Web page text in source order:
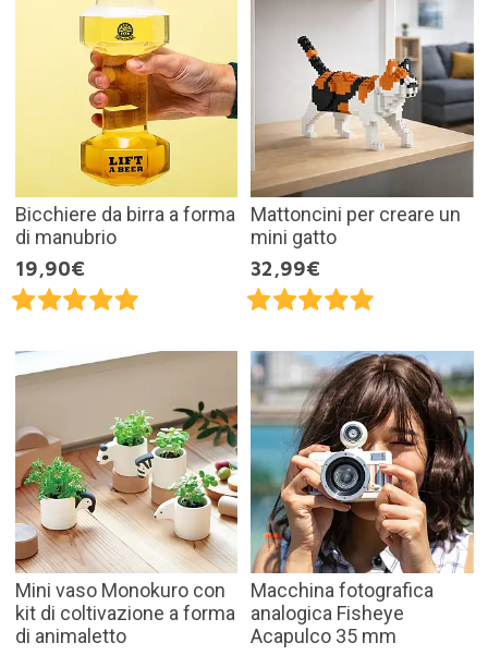
Bicchiere da birra a forma
di manubrio
19,90€
Mattoncini per creare un
mini gatto
32,99€
Mini vaso Monokuro con
kit di coltivazione a forma
di animaletto
Macchina fotografica
analogica Fisheye
Acapulco 35 mm